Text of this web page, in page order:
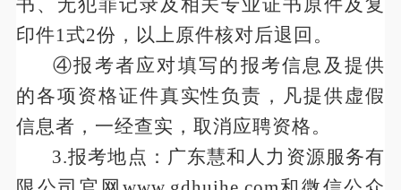
书、无犯罪记录及相关专业证书原件及复
印件1式2份，以上原件核对后退回。
④报考者应对填写的报考信息及提供
的各项资格证件真实性负责，凡提供虚假
信息者，一经查实，取消应聘资格。
3.报考地点：广东慧和人力资源服务有